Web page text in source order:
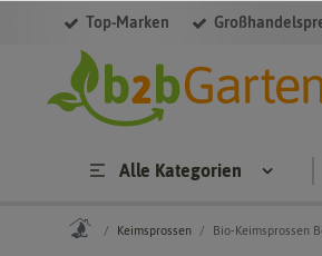
Top-Marken
Alle Kategorien
Keimsprossen Bio-Keimsprossen